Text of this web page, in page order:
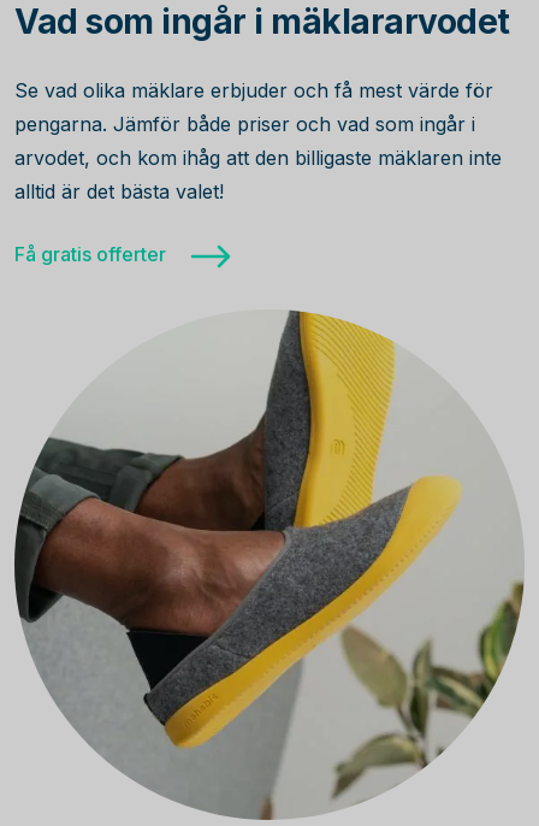
Vad som ingår i mäklararvodet
Se vad olika mäklare erbjuder och få mest värde för
pengarna. Jämför både priser och vad som ingår i
arvodet, och kom ihåg att den billigaste mäklaren inte
alltid är det bästa valet!
Få gratis offerter